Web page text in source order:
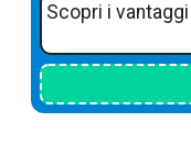
Scopri i